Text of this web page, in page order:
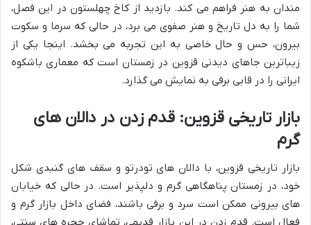
مندان به هنر فراهم می کند. بازدید از کاخ چهلستون در این فصل،
شما را به دل تاریخ و هنر صفوی می برد، در حالی که سرما و سکوت
بیرون، حس و حال خاصی به این تجربه می بخشد. اینجا یکی از
زیباترین جاهای دیدنی قزوین در زمستان است که معماری باشکوه
ایرانی را در قابی برفی به نمایش می گذارد.
بازار تاریخی قزوین: قدم زدن در دالان های
گرم
بازار تاریخی قزوین، با دالان های تودرتو و سقف های گنبدی شکل
خود، در زمستان پناهگاهی گرم و دلپذیر است. در حالی که خیابان
های بیرونی ممکن است سرد و برفی باشند، فضای داخل بازار گرم و